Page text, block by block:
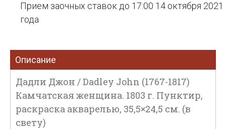
Прием заочных ставок до 17:00 14 октября 2021
года
Описание
Дадли Джон / Dadley John (1767-1817)
Камчатская женщина. 1803 г. Пунктир,
раскраска акварелью, 35,5×24,5 см. (в
свету)